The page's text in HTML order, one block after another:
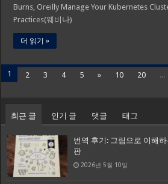
Burns, Oreilly Manage Your Kubernetes
Practices(웨비나)
더 읽기 »
1 2 3 4 5 » 10 20 ...
최근 글 인기 글 댓글 태그
번역 후기: 그림으로 이해
판
2026년 5월 10일